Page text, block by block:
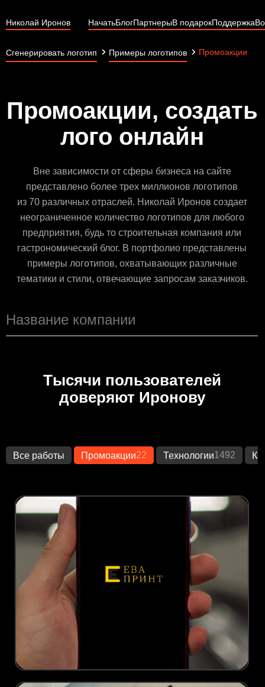
Николай Иронов НачатьБлогПартнерыВ подарокПоддержка
Сгенерировать логотип Примеры логотипов Промоакции
Промоакции, создать
лого онлайн
Вне зависимости от сферы бизнеса на сайте
представлено более трех миллионов логотипов
из 70 различных отраслей. Николай Иронов создает
неограниченное количество логотипов для любого
предприятия, будь то строительная компания или
гастрономический блог. В портфолио представлены
примеры логотипов, охватывающих различные
тематики и стили, отвечающие запросам заказчиков.
Тысячи пользователей
доверяют Иронову
Все работы Промоакции22 Технологии1492